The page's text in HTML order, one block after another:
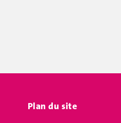
Plan du site